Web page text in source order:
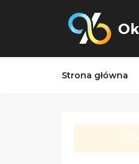
Strona główna